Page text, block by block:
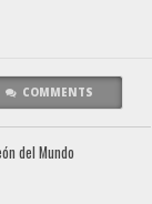
COMMENTS
del Mundo